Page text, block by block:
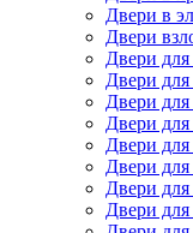
Двери в
Двери
Двери
Двери для
Двери для
Двери для
Двери
Двери
Двери для
Двери для